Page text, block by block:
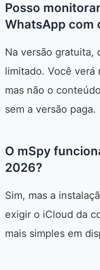
Posso
WhatsApp com
Na versão gratuita,
limitado. Você verá
mas não o
sem a versão paga.
O mSpy
2026?
Sim, mas a
exigir o iCloud da
mais simples em